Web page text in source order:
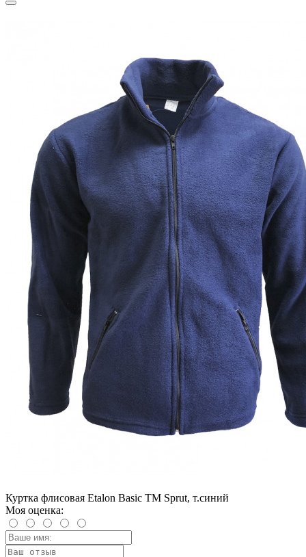
Куртка флисовая Etalon Basic TM Sprut, т.синий
Моя оценка: